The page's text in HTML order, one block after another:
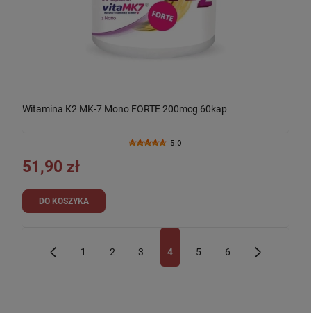
Witamina K2 MK-7 Mono FORTE 200mcg 60kap
5.0
51,90 zł
DO KOSZYKA
1 2 3 4 5 6